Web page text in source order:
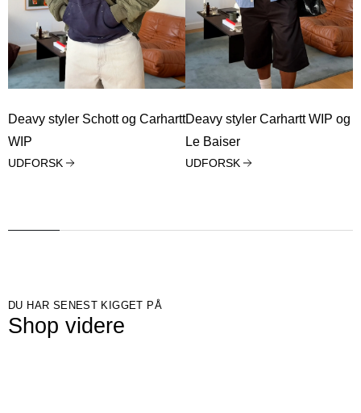
Deavy styler Schott og Carhartt
WIP
UDFORSK
Deavy styler Carhartt WIP og
Le Baiser
UDFORSK
DU HAR SENEST KIGGET PÅ
Shop videre